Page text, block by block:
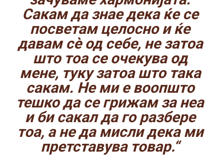
Сакам да знае дека ќе се
посветам целосно и ќе
давам сѐ од себе, не затоа
што тоа се очекува од
мене, туку затоа што така
сакам. Не ми е воопшто
тешко да се грижам за неа
и би сакал да го разбере
тоа, а не да мисли дека ми
претставува товар.“